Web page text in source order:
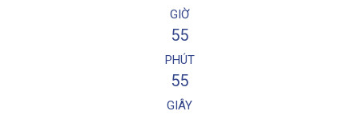
GIỜ
55
PHÚT
55
GIÂY